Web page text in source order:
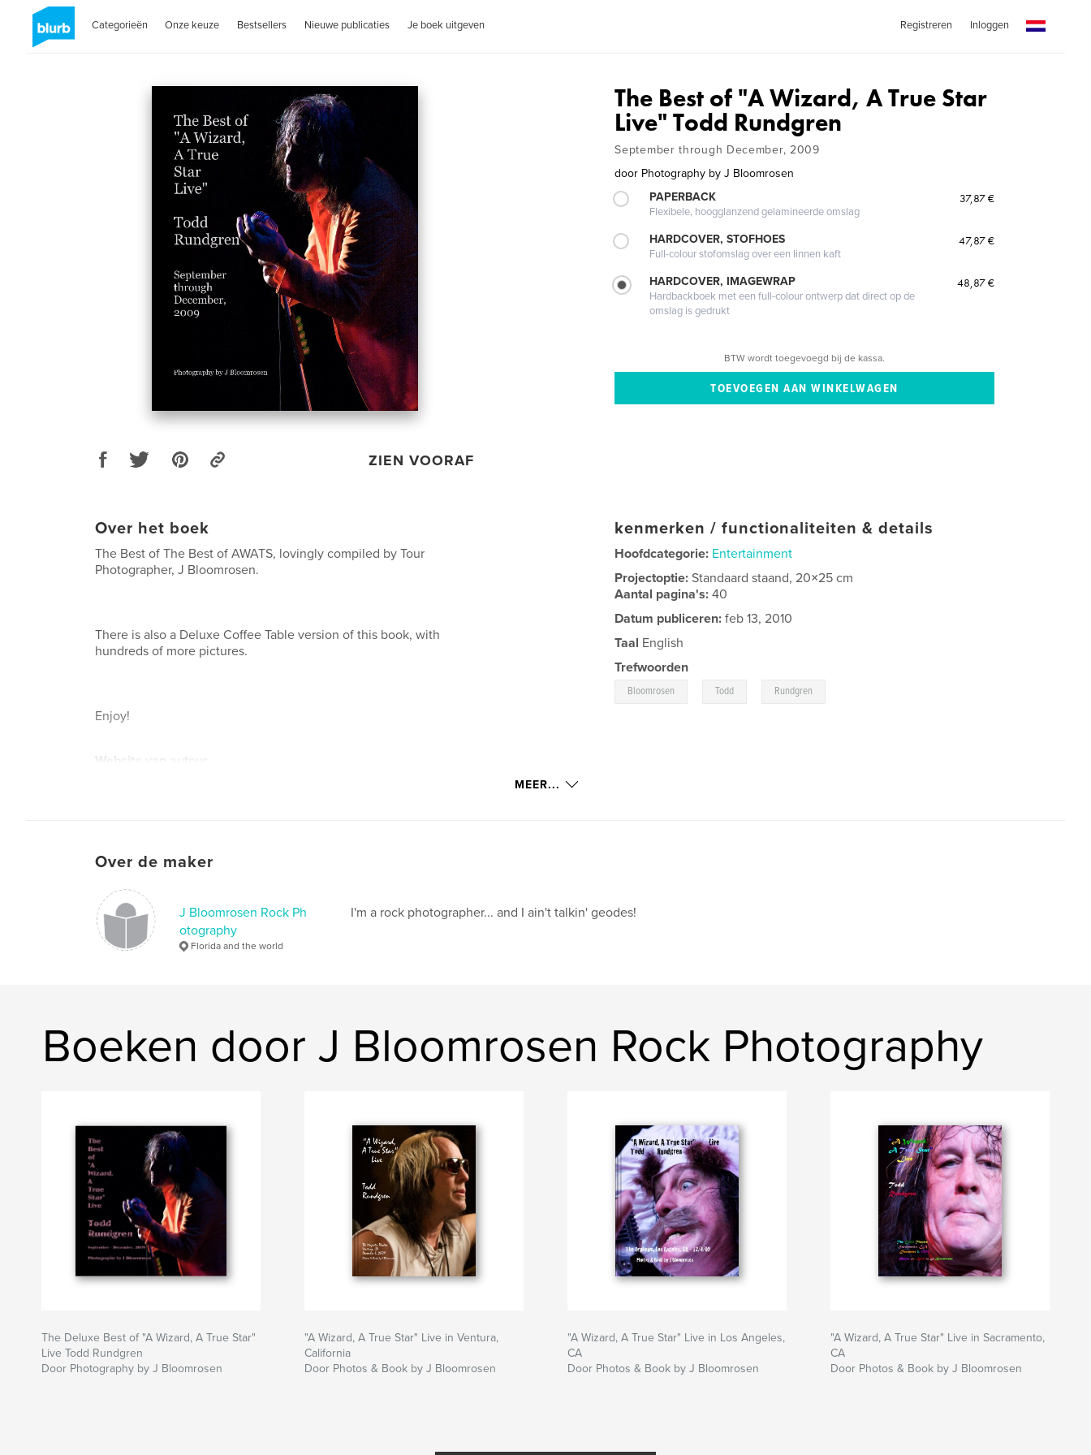
Categorieën Onze keuze Bestsellers Nieuwe publicaties Je boek uitgeven Registreren Inloggen
ZIEN VOORAF
The Best of "A Wizard, A True Star
Live" Todd Rundgren
September through December, 2009
door Photography by J Bloomrosen
PAPERBACK
Flexibele, hoogglanzend gelamineerde omslag
37,87 €
HARDCOVER, STOFHOES
Full-colour stofomslag over een linnen kaft
47,87 €
HARDCOVER, IMAGEWRAP
Hardbackboek met een full-colour ontwerp dat direct op de
omslag is gedrukt
48,87 €
BTW wordt toegevoegd bij de kassa.
Over het boek
The Best of The Best of AWATS, lovingly compiled by Tour
Photographer, J Bloomrosen.
There is also a Deluxe Coffee Table version of this book, with
hundreds of more pictures.
Enjoy!
Website van auteur
kenmerken / functionaliteiten & details
Hoofdcategorie: Entertainment
Projectoptie:Standaard staand, 20×25 cm
Aantal pagina's:40
Datum publiceren: feb 13, 2010
Taal English
Trefwoorden
Bloomrosen Todd Rundgren
MEER...
Over de maker
J Bloomrosen Rock Ph
otography
Florida and the world
I'm a rock photographer... and I ain't talkin' geodes!
Boeken door J Bloomrosen Rock Photography
The Deluxe Best of "A Wizard, A True Star"
Live Todd Rundgren
Door Photography by J Bloomrosen
"A Wizard, A True Star" Live in Ventura,
California
Door Photos & Book by J Bloomrosen
"A Wizard, A True Star" Live in Los Angeles,
CA
Door Photos & Book by J Bloomrosen
"A Wizard, A True Star" Live in Sacramento,
CA
Door Photos & Book by J Bloomrosen